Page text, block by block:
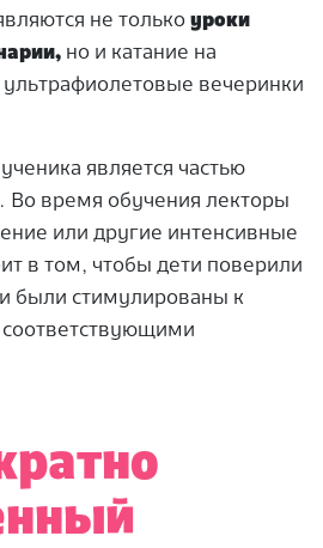
не только уроки
но и катание на
вечеринки
является частью
Во время обучения лекторы
или другие интенсивные
в том, чтобы дети поверили
были стимулированы к
соответствующими